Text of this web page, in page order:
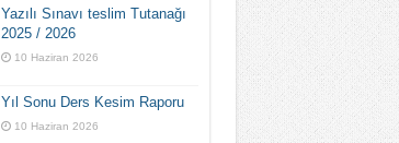
Yazılı Sınavı teslim Tutanağı
2025 / 2026
10 Haziran 2026
Yıl Sonu Ders Kesim Raporu
10 Haziran 2026